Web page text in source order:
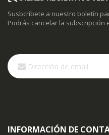
Susbcríbete a nuestro boletín
Podrás cancelar la subscripción
Inscríbase
a
nuestro
INFORMACIÓN DE